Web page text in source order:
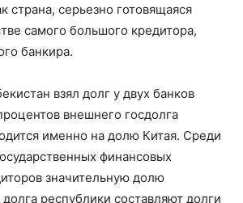
страна, серьезно готовящаяся
самого большого кредитора,
банкира.
взял долг у двух банков
внешнего госдолга
именно на долю Китая. Среди
финансовых
значительную долю
долга республики составляют долги